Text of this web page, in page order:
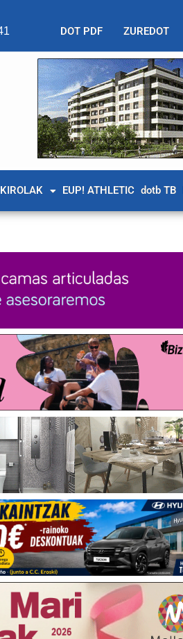
DOT PDF ZUREDOT
EUP! ATHLETIC dotb TB